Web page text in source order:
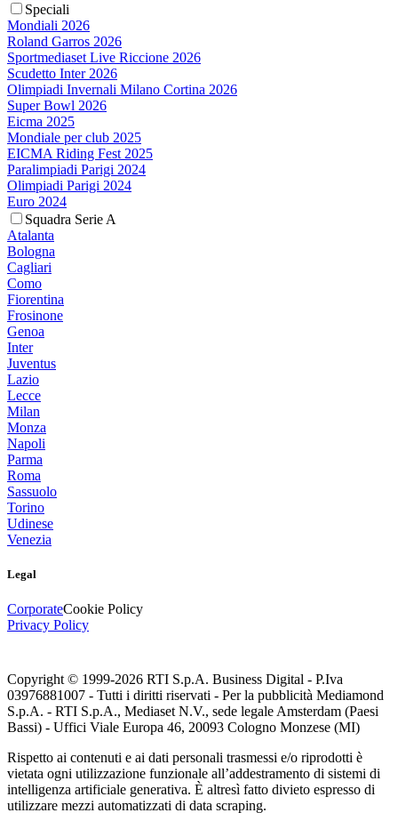
Speciali
Mondiali 2026
Roland Garros 2026
Sportmediaset Live Riccione 2026
Scudetto Inter 2026
Olimpiadi Invernali Milano Cortina 2026
Super Bowl 2026
Eicma 2025
Mondiale per club 2025
EICMA Riding Fest 2025
Paralimpiadi Parigi 2024
Olimpiadi Parigi 2024
Euro 2024
Squadra Serie A
Atalanta
Bologna
Cagliari
Como
Fiorentina
Frosinone
Genoa
Inter
Juventus
Lazio
Lecce
Milan
Monza
Napoli
Parma
Roma
Sassuolo
Torino
Udinese
Venezia
Legal
CorporateCookie Policy
Privacy Policy
Copyright © 1999-2026 RTI S.p.A. Business Digital - P.Iva
03976881007 - Tutti i diritti riservati - Per la pubblicità Mediamond
S.p.A. - RTI S.p.A., Mediaset N.V., sede legale Amsterdam (Paesi
Bassi) - Uffici Viale Europa 46, 20093 Cologno Monzese (MI)
Rispetto ai contenuti e ai dati personali trasmessi e/o riprodotti è
vietata ogni utilizzazione funzionale all’addestramento di sistemi di
intelligenza artificiale generativa. È altresì fatto divieto espresso di
utilizzare mezzi automatizzati di data scraping.